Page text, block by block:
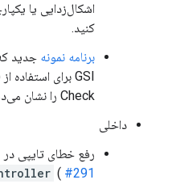
اشکال‌زدایی یا
کنید.
برنامه نمونه جدید
Check را نشان می‌دهد.
داخلی
رفع خطای تایپی در
( #291